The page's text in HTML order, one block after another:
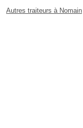
Autres traiteurs à Nomain